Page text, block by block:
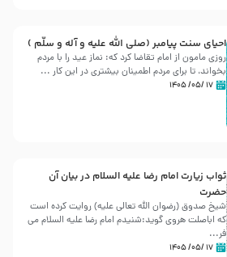
احیای سنت پیامبر (صلی الله علیه و آله و سلّم )
روزی مامون از امام تقاضا کرد که: نماز عید را با مردم
بخواند، تا برای مردم اطمینان بیشتری در این کار ...
۱۷ /۰۵/ ۱۴۰۵
ثواب زیارت امام رضا علیه السلام در بیان آن
حضرت
شیخ صدوق (رضوان الله تعالی علیه) روایت کرده است
که اباصلت هروی گوید:شنیدم امام رضا علیه السلام می
فر...
۱۷ /۰۵/ ۱۴۰۵